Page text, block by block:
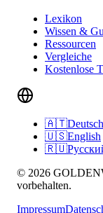
Lexikon
Wissen &
Ressourcen
Vergleiche
Kostenlose
🇦🇹Deutsch
🇺🇸English
🇷🇺
© 2026
vorbehalten.
Impressum